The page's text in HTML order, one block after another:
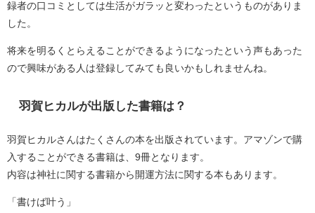
録者の口コミとしては生活がガラッと変わったというものがありま
した。
将来を明るくとらえることができるようになったという声もあった
ので興味がある人は登録してみても良いかもしれませんね。
羽賀ヒカルが出版した書籍は？
羽賀ヒカルさんはたくさんの本を出版されています。アマゾンで購
入することができる書籍は、9冊となります。
内容は神社に関する書籍から開運方法に関する本もあります。
「書けば叶う」